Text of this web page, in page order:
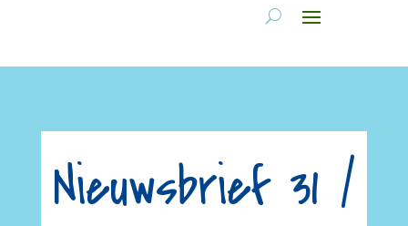
Nieuwsbrief 31 /